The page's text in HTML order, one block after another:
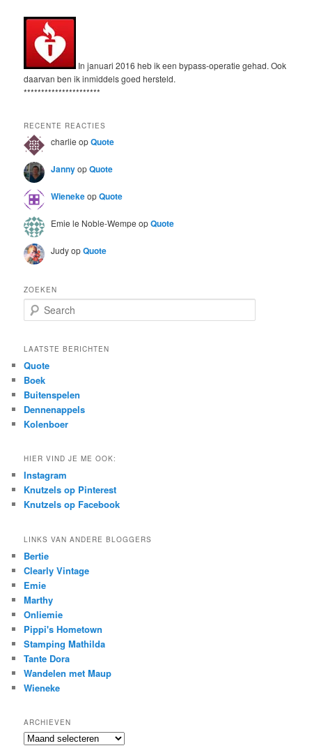
In januari 2016 heb ik een bypass-operatie gehad. Ook
daarvan ben ik inmiddels goed hersteld.
**********************
RECENTE REACTIES
charlie opQuote
JannyopQuote
WienekeopQuote
Emie le Noble-Wempe opQuote
JudyopQuote
ZOEKEN
e
r
h
LAATSTE BERICHTEN
Quote
Boek
Buitenspelen
Dennenappels
Kolenboer
HIER VIND JE ME OOK:
Instagram
Knutzels op Pinterest
Knutzels op Facebook
LINKS VAN ANDERE BLOGGERS
Bertie
Clearly Vintage
Emie
Marthy
Onliemie
Pippi's Hometown
Stamping Mathilda
Tante Dora
Wandelen met Maup
Wieneke
ARCHIEVEN
Archieven